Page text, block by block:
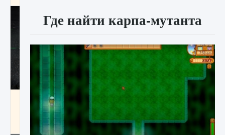
лицензии, лиги, команды и стадионы в EA
9 августа 2024 2 395 0 2
Где найти карпа-мутанта